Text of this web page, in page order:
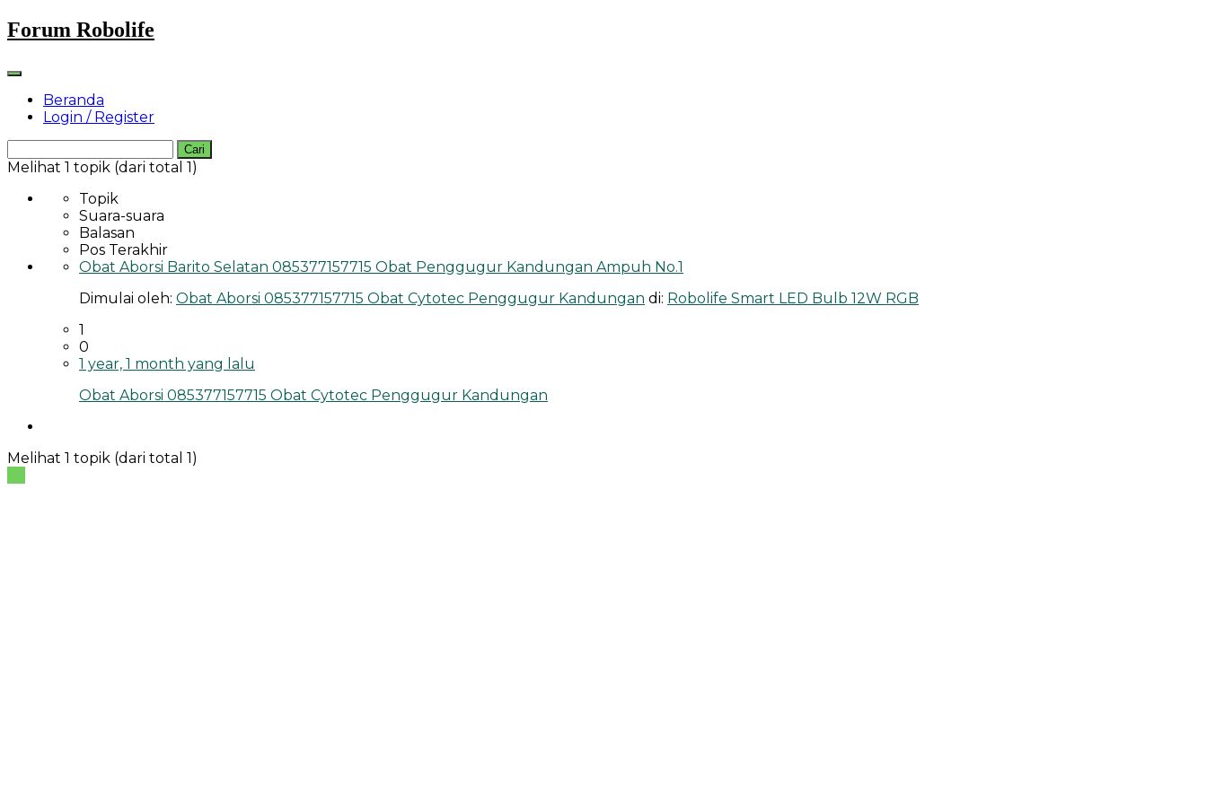
Skip
to
Forum Robolife
Beranda
Login / Register
untuk:
Melihat 1 topik (dari total 1)
Topik
Suara-suara
Balasan
Pos Terakhir
Obat Aborsi Barito Selatan 085377157715 Obat Penggugur Kandungan Ampuh No.1
Dimulai oleh: Obat Aborsi 085377157715 Obat Cytotec Penggugur Kandungan di: Robolife Smart LED Bulb 12W RGB
1
0
1 year, 1 month yang lalu
Obat Aborsi 085377157715 Obat Cytotec Penggugur Kandungan
Melihat 1 topik (dari total 1)